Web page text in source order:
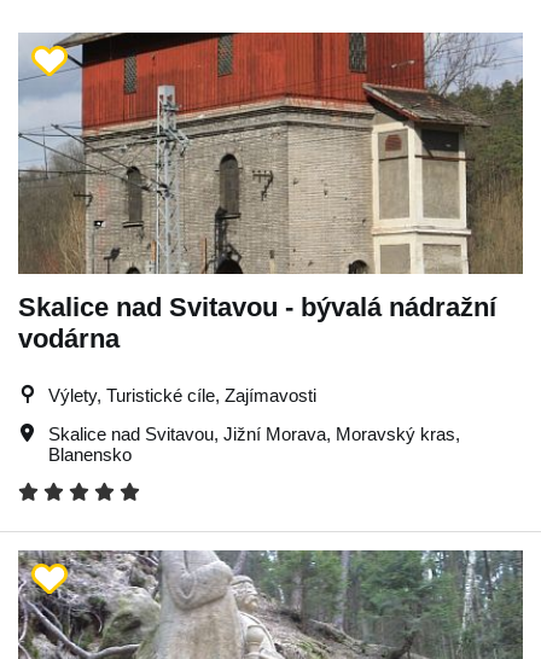
Skalice nad Svitavou - bývalá nádražní
vodárna
Výlety, Turistické cíle, Zajímavosti
Skalice nad Svitavou, Jižní Morava, Moravský kras,
Blanensko